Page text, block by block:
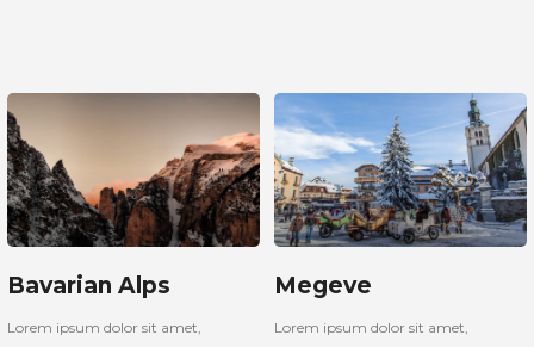
Bavarian Alps
Lorem ipsum dolor sit amet,
Megeve
Lorem ipsum dolor sit amet,